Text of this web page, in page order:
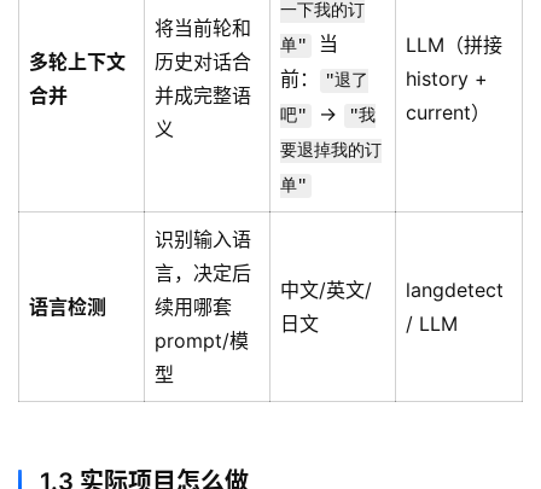
多轮上下文
合并
将当前轮和
历史对话合
并成完整语
义
一下我的订
单"
当
前：
"退了
吧"
→
"我
要退掉我的订
单"
LLM（拼接
history +
current）
语言检测
识别输入语
言，决定后
续用哪套
prompt/模
型
中文/英文/
日文
langdetect
/ LLM
1.3 实际项目怎么做